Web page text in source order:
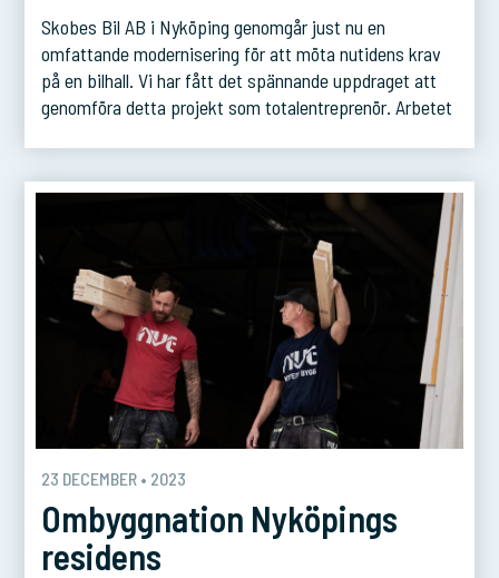
Skobes Bil AB i Nyköping genomgår just nu en
omfattande modernisering för att möta nutidens krav
på en bilhall. Vi har fått det spännande uppdraget att
genomföra detta projekt som totalentreprenör. Arbetet
Genom denna ombyggnad kommer Skobes Bil […]
23 DECEMBER • 2023
Ombyggnation Nyköpings
residens